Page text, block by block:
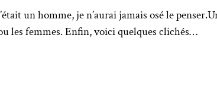
un homme, je n’aurai jamais osé le
les femmes. Enfin, voici quelques clichés…